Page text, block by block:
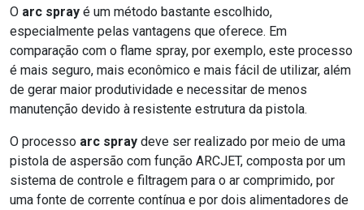
O arc spray é um método bastante escolhido,
especialmente pelas vantagens que oferece. Em
comparação com o flame spray, por exemplo, este processo
é mais seguro, mais econômico e mais fácil de utilizar, além
de gerar maior produtividade e necessitar de menos
manutenção devido à resistente estrutura da pistola.
O processo arc spray deve ser realizado por meio de uma
pistola de aspersão com função ARCJET, composta por um
sistema de controle e filtragem para o ar comprimido, por
uma fonte de corrente contínua e por dois alimentadores de